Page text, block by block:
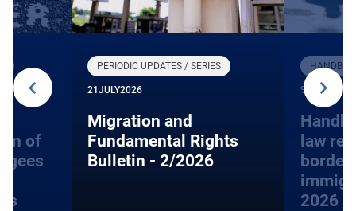
of
PERIODIC UPDATES / SERIES
21 JULY2026
Migration and
Fundamental Rights
Bulletin - 2/2026
9 JUNE 2026
law
2026